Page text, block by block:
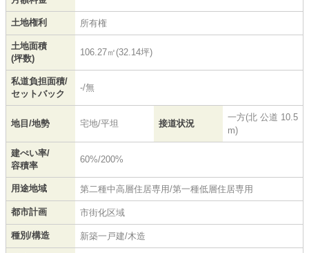
土地権利 所有権
土地面積
(坪数)
106.27㎡(32.14坪)
私道負担面積/
セットバック
-/無
地目/地勢 宅地/平坦 接道状況
一方(北 公道 10.5
m)
建ぺい率/
容積率
60%/200%
用途地域 第二種中高層住居専用/第一種低層住居専用
都市計画 市街化区域
種別/構造 新築一戸建/木造